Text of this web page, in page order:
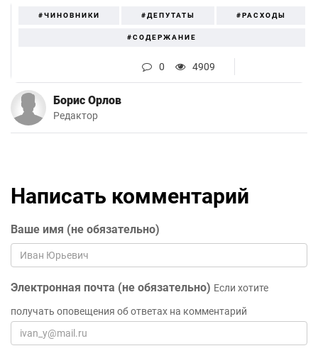
#ЧИНОВНИКИ #ДЕПУТАТЫ #РАСХОДЫ
#СОДЕРЖАНИЕ
0 4909
Борис Орлов
Редактор
Написать комментарий
Ваше имя (не обязательно)
Электронная почта (не обязательно) Если хотите
получать оповещения об ответах на комментарий